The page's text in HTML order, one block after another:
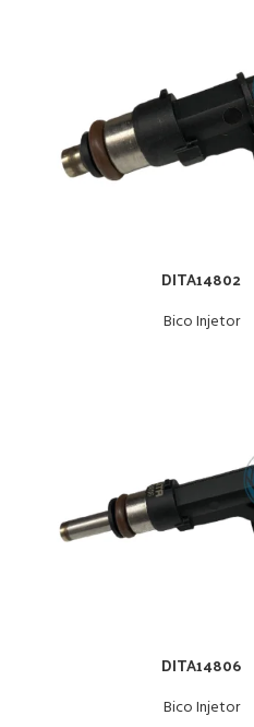
DITA14802
Bico Injetor
DITA14806
Bico Injetor